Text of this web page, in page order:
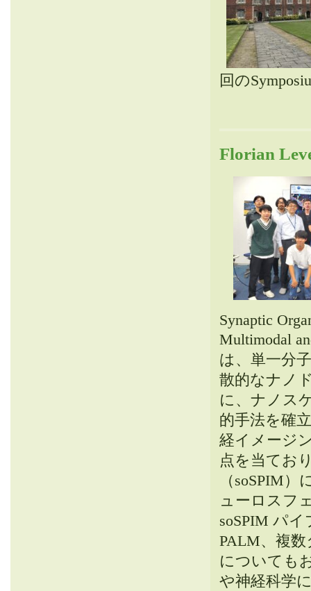
回の
Florian
Synaptic
Multimodal
は、単一分
散的なナノ
に、ナノス
的手法を確
経イメージ
点を当てお
（soSPIM
ューロスフ
soSPIM パ
PALM、複
についても
や神経科学